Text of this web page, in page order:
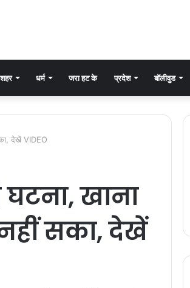
शहर धर्म जरा हट के प्रदेश बॉलीवुड
देखें VIDEO
खाना
सका, देखें